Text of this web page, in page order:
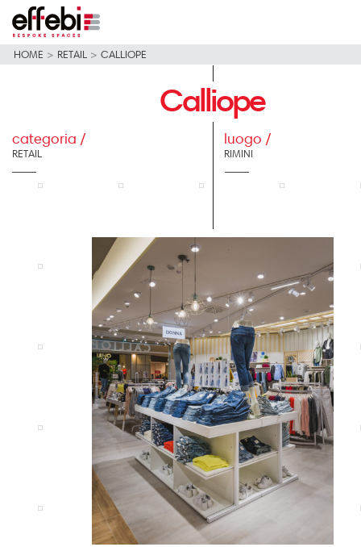
HOME > RETAIL > CALLIOPE
Calliope
categoria /
RETAIL
luogo /
RIMINI